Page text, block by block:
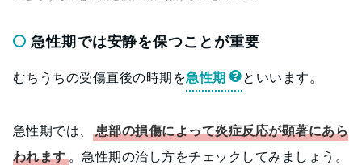
急性期では安静を保つことが重要
むちうちの受傷直後の時期を急性期 といいます。
急性期では、
患部の損傷によって炎症反応が顕著にあら
われます。急性期の治し方をチェックしてみましょう。